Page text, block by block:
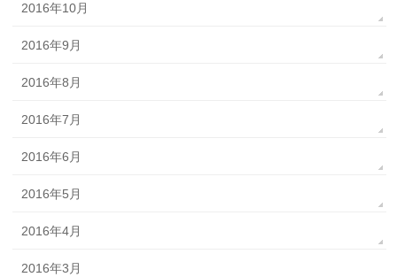
2016年10月
2016年9月
2016年8月
2016年7月
2016年6月
2016年5月
2016年4月
2016年3月